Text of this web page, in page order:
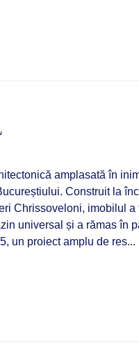
amplasată în
Construit la
Chrissoveloni, imobilul a
universal și a rămas în
un proiect amplu de res...